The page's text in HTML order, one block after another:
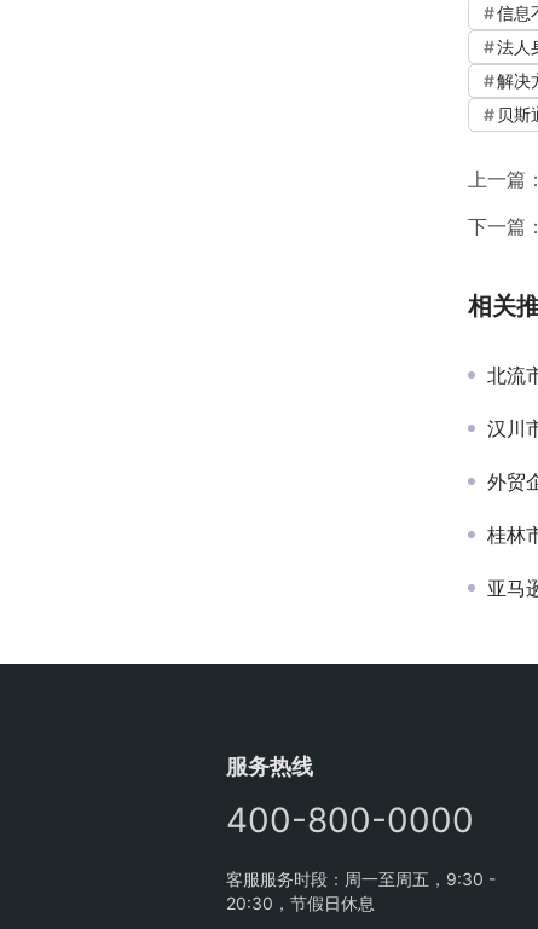
信息
法人
解决
贝斯
上一篇：
下一篇：
相关
北流
汉川
外贸
桂林
亚马
服务热线
400-800-0000
客服服务时段：周一至周五，9:30 -
20:30，节假日休息